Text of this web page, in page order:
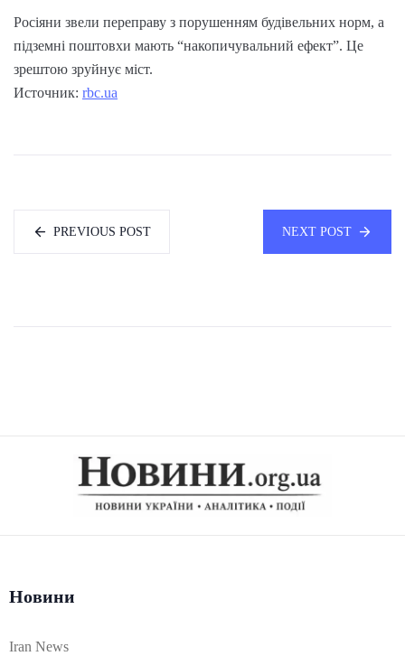
Росіяни звели переправу з порушенням будівельних норм, а
підземні поштовхи мають “накопичувальний ефект”. Це
зрештою зруйнує міст.
Источник: rbc.ua
PREVIOUS POST NEXT POST
Новини
Iran News